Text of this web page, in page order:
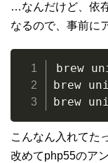
…なんだけど、依
なるので、事前に
brew
brew
brew
こんなん入れてた
改めてphp55のア